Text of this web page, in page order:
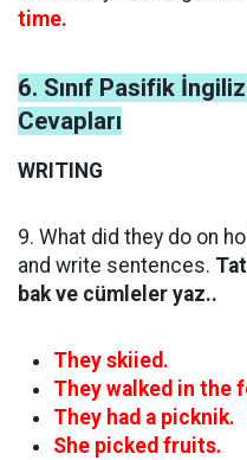
time.
6. Sınıf Pasifik
Cevapları
WRITING
9. What did they do on
and write sentences.
bak ve cümleler yaz..
They skiied.
They walked in the
They had a picknik.
She picked fruits.